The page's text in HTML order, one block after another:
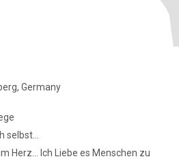
Germany
selbst...
Herz... Ich Liebe es Menschen zu